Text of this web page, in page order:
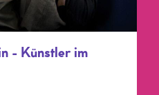
- Künstler im